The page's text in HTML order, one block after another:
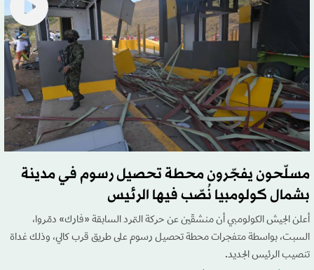
مسلّحون يفجّرون محطة تحصيل رسوم في مدينة
بشمال كولومبيا نُصّب فيها الرئيس
أعلن الجيش الكولومبي أن منشقّين عن حركة التمرد السابقة «فارك» دمّروا،
السبت، بواسطة متفجرات محطة تحصيل رسوم على طريق قرب كالي، وذلك غداة
تنصيب الرئيس الجديد.